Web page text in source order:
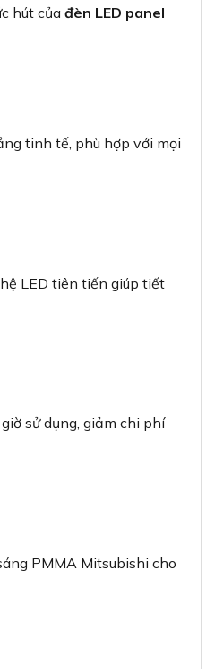
hút củađèn LED panel
tinh tế, phù hợp với mọi
LED tiên tiến giúp tiết
sử dụng, giảm chi phí
PMMA Mitsubishi cho